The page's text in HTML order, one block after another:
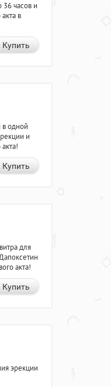
часов и
в
Купить
в одной
и
Купить
для
акта!
Купить
эрекции